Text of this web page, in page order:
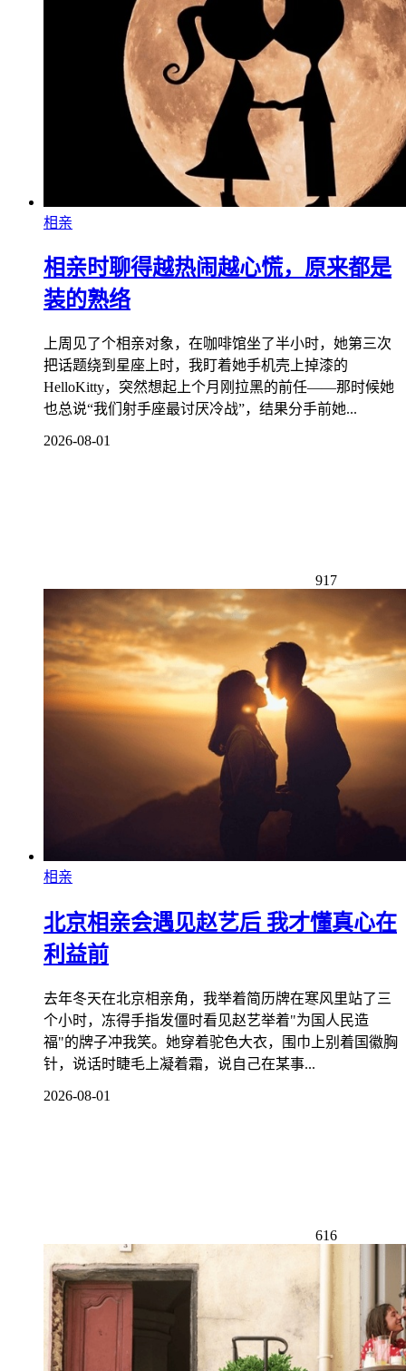
相亲
相亲时聊得越热闹越心慌，原来都是
装的熟络
上周见了个相亲对象，在咖啡馆坐了半小时，她第三次
把话题绕到星座上时，我盯着她手机壳上掉漆的
HelloKitty，突然想起上个月刚拉黑的前任——那时候她
也总说“我们射手座最讨厌冷战”，结果分手前她...
2026-08-01
917
相亲
北京相亲会遇见赵艺后 我才懂真心在
利益前
去年冬天在北京相亲角，我举着简历牌在寒风里站了三
个小时，冻得手指发僵时看见赵艺举着"为国人民造
福"的牌子冲我笑。她穿着驼色大衣，围巾上别着国徽胸
针，说话时睫毛上凝着霜，说自己在某事...
2026-08-01
616